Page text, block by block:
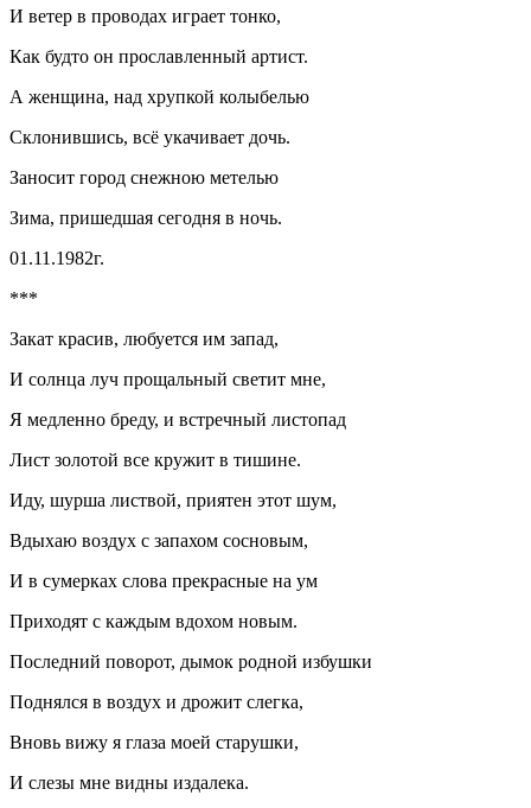
И ветер в проводах играет тонко,
Как будто он прославленный артист.
А женщина, над хрупкой колыбелью
Склонившись, всё укачивает дочь.
Заносит город снежною метелью
Зима, пришедшая сегодня в ночь.
01.11.1982г.
***
Закат красив, любуется им запад,
И солнца луч прощальный светит мне,
Я медленно бреду, и встречный листопад
Лист золотой все кружит в тишине.
Иду, шурша листвой, приятен этот шум,
Вдыхаю воздух с запахом сосновым,
И в сумерках слова прекрасные на ум
Приходят с каждым вдохом новым.
Последний поворот, дымок родной избушки
Поднялся в воздух и дрожит слегка,
Вновь вижу я глаза моей старушки,
И слезы мне видны издалека.